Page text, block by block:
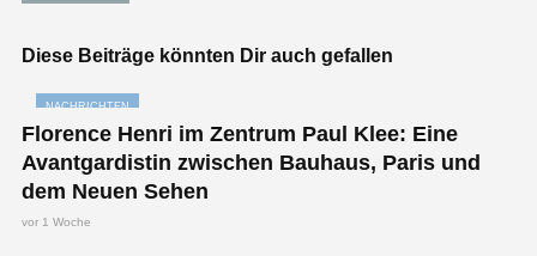
Diese Beiträge könnten Dir auch gefallen
NACHRICHTEN
Florence Henri im Zentrum Paul Klee: Eine
Avantgardistin zwischen Bauhaus, Paris und
dem Neuen Sehen
vor 1 Woche